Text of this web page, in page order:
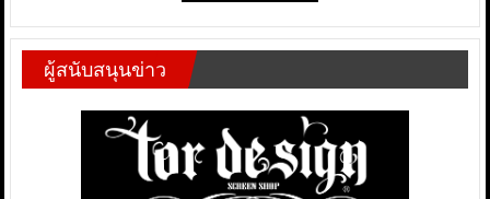
ผู้สนับสนุนข่าว